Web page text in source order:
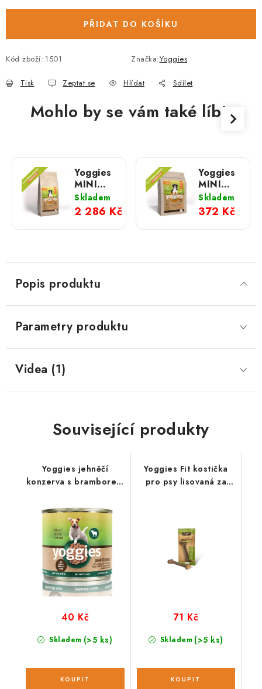
PŘIDAT DO KOŠÍKU
Kód zboží: 1501 Značka:Yoggies
Tisk Zeptat se Hlídat Sdílet
Mohlo by se vám také líbit
Yoggies
MINI
active
kachna a
zvěřina;
15 kg
Skladem
2 286 Kč
Yoggies
MINI
active
kachna a
zvěřina;
2 kg
Skladem
372 Kč
Popis produktu
Parametry produktu
Videa (1)
Související produkty
Yoggies jehněčí
konzerva s bramborem
Skladem (>5 ks)
40 Kč
Yoggies Fit kostička
pro psy lisovaná za
Skladem (>5 ks)
71 Kč